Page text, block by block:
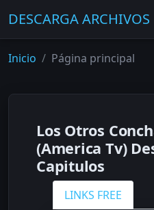
DESCARGA ARCHIVOS
Inicio Página principal
Los Otros
(America Tv)
Capitulos
LINKS FREE